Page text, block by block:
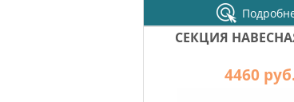
СЕКЦИЯ
4460